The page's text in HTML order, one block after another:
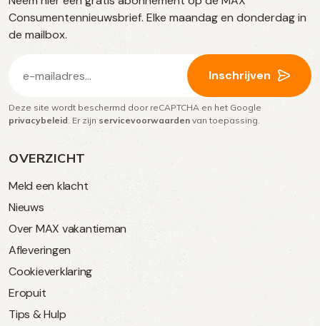
OVERZICHT
Meld een klacht
Nieuws
Over MAX vakantieman
Afleveringen
Cookieverklaring
Eropuit
Tips & Hulp
social
media
Consumentennieuwsbrief. Elke maandag en donderdag in
de mailbox.
mailadres
(Vereist)
Inschrijven
Deze site wordt beschermd door reCAPTCHA en het Google
privacybeleid. Er zijn servicevoorwaarden van toepassing.